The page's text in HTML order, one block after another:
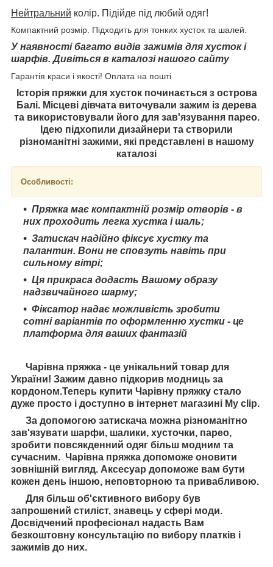
Нейтральний колір. Підійде під любий одяг!
Компактний розмір. Підходить для тонких хусток та шалей.
У наявності багато видів зажимів для хусток і
шарфів. Дивіться в каталозі нашого сайту
Гарантія краси і якості! Оплата на пошті
Історія пряжки для хусток починається з острова
Балі. Місцеві дівчата виточували зажим із дерева
та використовували його для зав'язування парео.
Ідею підхопили дизайнери та створили
різноманітні зажими, які представлені в нашому
каталозі
Особливості:
Пряжка має компактній розмір отворів - в
них проходить легка хустка і шаль;
Затискач надійно фіксує хустку та
палантин. Вони не сповзуть навіть при
сильному вітрі;
Ця прикраса додасть Вашому образу
надзвичайного шарму;
Фіксатор надає можливість зробити
сотні варіантів по оформленню хустки - це
платформа для ваших фантазій
Чарівна пряжка - це унікальний товар для
України! Зажим давно підкорив модниць за
кордоном.Теперь купити Чарівну пряжку стало
дуже просто і доступно в інтернет магазині My clip.
За допомогою затискача можна різноманітно
зав'язувати шарфи, шалики, хусточки, парео,
зробити повсякденний одяг більш модним та
сучасним. Чарівна пряжка допоможе оновити
зовнішній вигляд. Аксесуар допоможе вам бути
кожен день іншою, неповторною та привабливою.
Для більш об'єктивного вибору був
запрошений стиліст, знавець у сфері моди.
Досвідчений професіонал надасть Вам
безкоштовну консультацію по вибору платків і
зажимів до них.